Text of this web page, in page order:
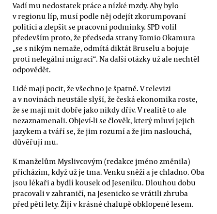
Vadí mu nedostatek práce a nízké mzdy. Aby bylo
v regionu líp, musí podle něj odejít zkorumpovaní
politici a zlepšit se pracovní podmínky. SPD volil
především proto, že předseda strany Tomio Okamura
„se s nikým nemaže, odmítá diktát Bruselu a bojuje
proti nelegální migraci“. Na další otázky už ale nechtěl
odpovědět.
Lidé mají pocit, že všechno je špatně. V televizi
a v novinách neustále slyší, že česká ekonomika roste,
že se mají mít dobře jako nikdy dřív. V realitě to ale
nezaznamenali. Objeví-li se člověk, který mluví jejich
jazykem a tváří se, že jim rozumí a že jim naslouchá,
důvěřují mu.
K manželům Myslivcovým (redakce jméno změnila)
přicházím, když už je tma. Venku sněží a je chladno. Oba
jsou lékaři a bydlí kousek od Jeseníku. Dlouhou dobu
pracovali v zahraničí, na Jesenicko se vrátili zhruba
před pěti lety. Žijí v krásné chalupě obklopené lesem.